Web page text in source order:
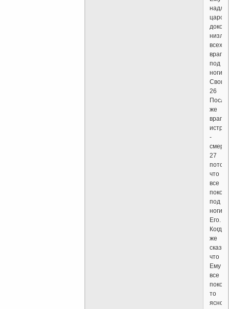
всех
врагов
под
ноги
Свои.
26
же
враг
-
27
что
все
под
ноги
Его.
Когда
же
что
Ему
все
то
ясно,